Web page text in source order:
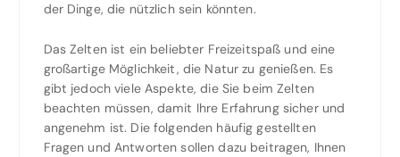
der Dinge, die nützlich sein könnten.
Das Zelten ist ein beliebter Freizeitspaß und eine
großartige Möglichkeit, die Natur zu genießen. Es
gibt jedoch viele Aspekte, die Sie beim Zelten
beachten müssen, damit Ihre Erfahrung sicher und
angenehm ist. Die folgenden häufig gestellten
Fragen und Antworten sollen dazu beitragen, Ihnen